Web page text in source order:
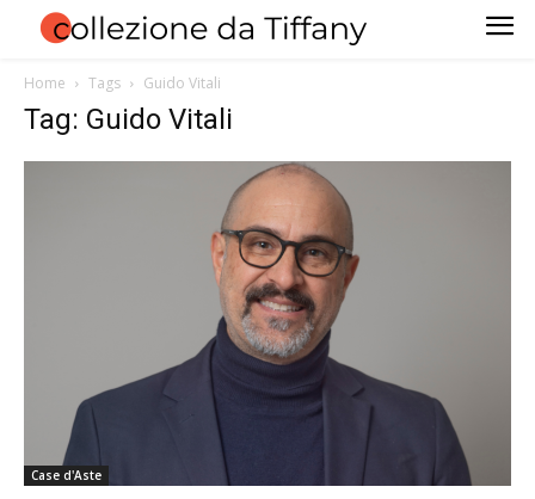
Home Tags Guido Vitali
Tag: Guido Vitali
Case d'Aste